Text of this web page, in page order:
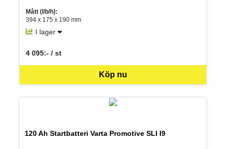
Mått (l/b/h):
394 x 175 x 190 mm
I lager
Köp nu
4 095:- / st
SEK per ST
120 Ah Startbatteri Varta Promotive SLI I9